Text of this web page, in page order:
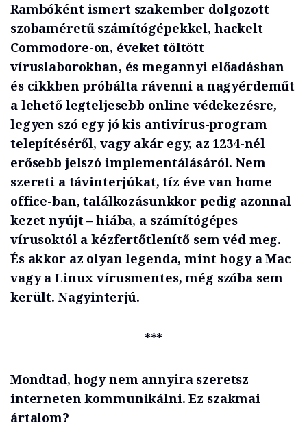
Rambóként ismert szakember dolgozott
szobaméretű számítógépekkel, hackelt
Commodore-on, éveket töltött
víruslaborokban, és megannyi előadásban
és cikkben próbálta rávenni a nagyérdeműt
a lehető legteljesebb online védekezésre,
legyen szó egy jó kis antivírus-program
telepítéséről, vagy akár egy, az 1234-nél
erősebb jelszó implementálásáról. Nem
szereti a távinterjúkat, tíz éve van home
office-ban, találkozásunkkor pedig azonnal
kezet nyújt – hiába, a számítógépes
vírusoktól a kézfertőtlenítő sem véd meg.
És akkor az olyan legenda, mint hogy a Mac
vagy a Linux vírusmentes, még szóba sem
került. Nagyinterjú.
***
Mondtad, hogy nem annyira szeretsz
interneten kommunikálni. Ez szakmai
ártalom?